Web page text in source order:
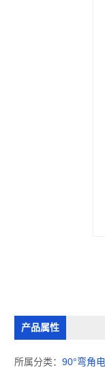
产品属性
所属分类：90°弯角